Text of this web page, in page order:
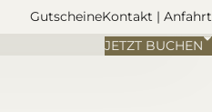
GutscheineKontakt | Anfahrt
JETZT BUCHEN